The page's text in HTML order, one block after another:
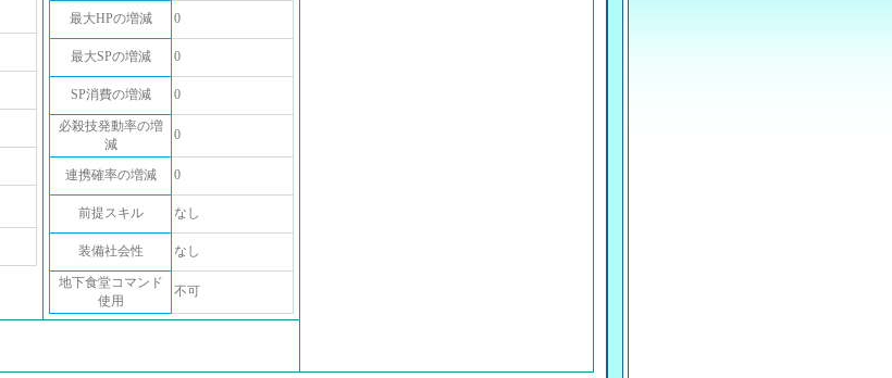
最大HPの増減 0
最大SPの増減 0
SP消費の増減 0
必殺技発動率の増
減
0
連携確率の増減 0
前提スキル なし
装備社会性 なし
地下食堂コマンド
使用
不可